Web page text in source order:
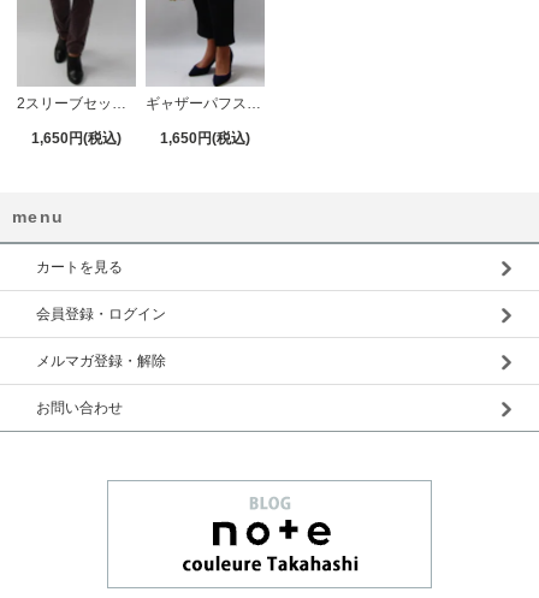
2スリーブセットカットソー【640】
1,650円(税込)
ギャザーパフスリーブブラウス（2ネックセット）【641】
1,650円(税込)
menu
カートを見る
会員登録・ログイン
メルマガ登録・解除
お問い合わせ